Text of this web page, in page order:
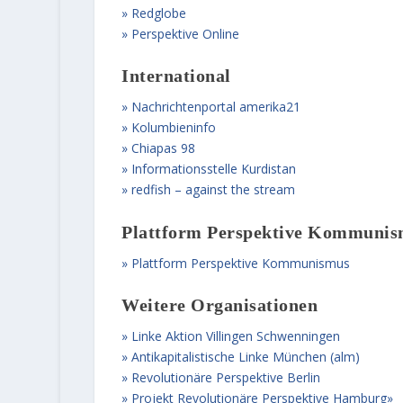
Redglobe
Perspektive Online
International
Nachrichtenportal amerika21
Kolumbieninfo
Chiapas 98
Informationsstelle Kurdistan
redfish – against the stream
Plattform Perspektive
Plattform Perspektive Kommunismus
Weitere Organisationen
Linke Aktion Villingen Schwenningen
Antikapitalistische Linke München (alm)
Revolutionäre Perspektive Berlin
Projekt Revolutionäre Perspektive Hamburg